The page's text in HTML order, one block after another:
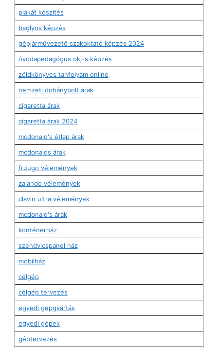
plakát készítés
baglyos képzés
gépjárművezető szakoktató képzés 2024
óvodapedagógus okj-s képzés
zöldkönyves tanfolyam online
nemzeti dohánybolt árak
cigaretta árak
cigaretta árak 2024
mcdonald's étlap árak
mcdonalds árak
fruugo vélemények
zalando vélemények
clavin ultra vélemények
mcdonald's árak
konténerház
szendvicspanel ház
mobilház
célgép
célgép tervezés
egyedi gépgyártás
egyedi gépek
géptervezés